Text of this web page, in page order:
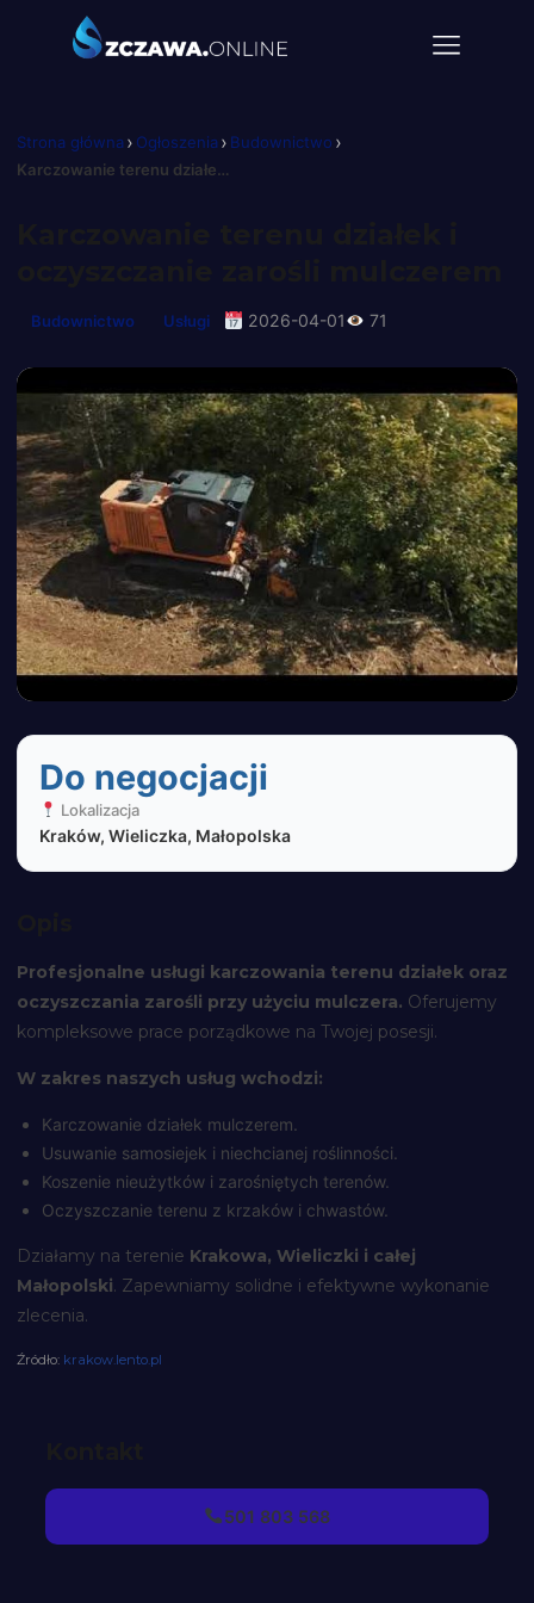
Strona główna› Ogłoszenia› Budownictwo ›
Karczowanie terenu działek i oczyszczanie zarośli mulczerem
Budownictwo Usługi 2026-04-01 71
Do negocjacji
Lokalizacja
Kraków, Wieliczka, Małopolska
Profesjonalne usługi karczowania terenu działek oraz
oczyszczania zarośli przy użyciu mulczera. Oferujemy
kompleksowe prace porządkowe na Twojej posesji.
W zakres naszych usług wchodzi:
Karczowanie działek mulczerem.
Usuwanie samosiejek i niechcianej roślinności.
Koszenie nieużytków i zarośniętych terenów.
Oczyszczanie terenu z krzaków i chwastów.
Działamy na terenie Krakowa, Wieliczki i całej
Małopolski. Zapewniamy solidne i efektywne wykonanie
zlecenia.
Źródło: krakow.lento.pl
501 803 568